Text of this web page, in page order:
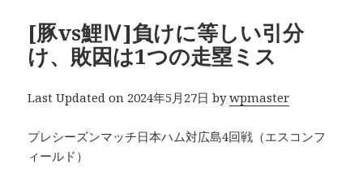
[豚vs鯉Ⅳ]負けに等しい引分
け、敗因は1つの走塁ミス
Last Updated on 2024年5月27日 bywpmaster
プレシーズンマッチ日本ハム対広島4回戦（エスコンフ
ィールド）